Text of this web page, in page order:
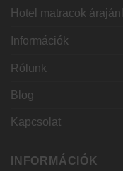
Hotel matracok
Információk
Rólunk
Blog
Kapcsolat
INFORMÁCIÓK